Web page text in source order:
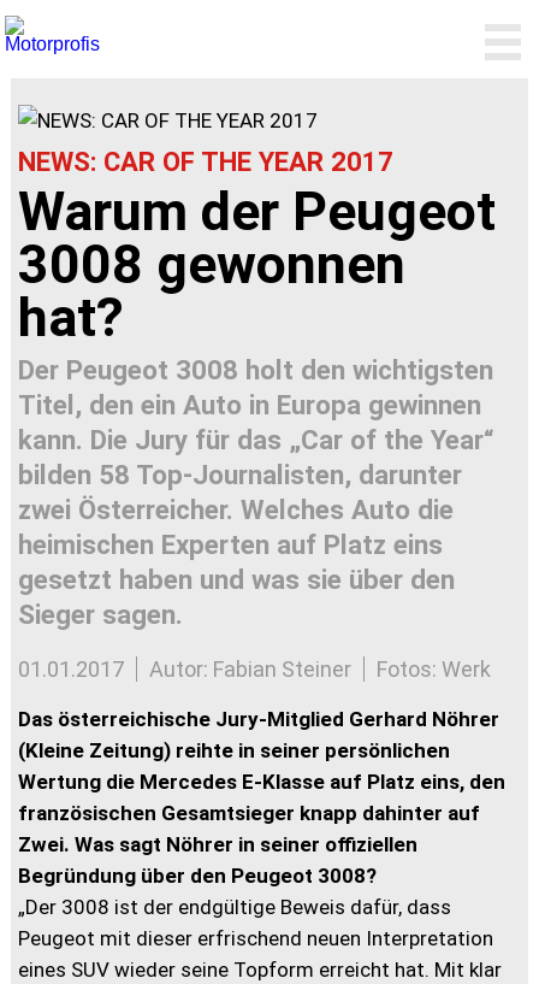
NEWS: CAR OF THE YEAR 2017
Warum der Peugeot
3008 gewonnen
hat?
Der Peugeot 3008 holt den wichtigsten
Titel, den ein Auto in Europa gewinnen
kann. Die Jury für das „Car of the Year“
bilden 58 Top-Journalisten, darunter
zwei Österreicher. Welches Auto die
heimischen Experten auf Platz eins
gesetzt haben und was sie über den
Sieger sagen.
01.01.2017 Autor: Fabian Steiner Fotos: Werk
Das österreichische Jury-Mitglied Gerhard Nöhrer
(Kleine Zeitung) reihte in seiner persönlichen
Wertung die Mercedes E-Klasse auf Platz eins, den
französischen Gesamtsieger knapp dahinter auf
Zwei. Was sagt Nöhrer in seiner offiziellen
Begründung über den Peugeot 3008?
„Der 3008 ist der endgültige Beweis dafür, dass
Peugeot mit dieser erfrischend neuen Interpretation
eines SUV wieder seine Topform erreicht hat. Mit klar